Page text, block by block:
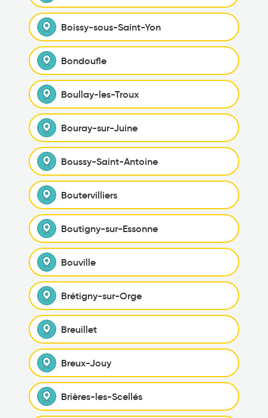
Boissy-sous-Saint-Yon
Bondoufle
Boullay-les-Troux
Bouray-sur-Juine
Boussy-Saint-Antoine
Boutervilliers
Boutigny-sur-Essonne
Bouville
Brétigny-sur-Orge
Breuillet
Breux-Jouy
Brières-les-Scellés